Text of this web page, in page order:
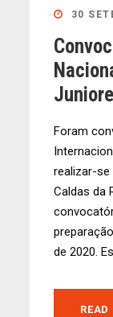
30
Foram
realizar-se
Caldas da
de 2020.
READ